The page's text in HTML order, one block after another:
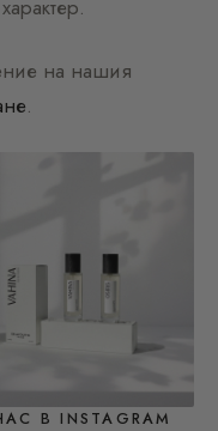
на нашия
.
В INSTAGRAM